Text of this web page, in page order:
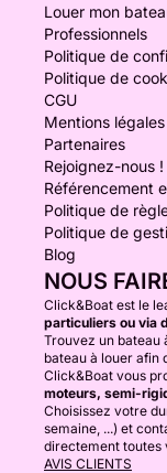
Louer mon
Professionnels
Politique de
Politique de
CGU
Mentions légales
Partenaires
Rejoignez-nous !
Référencement
Politique de
Politique de
Blog
NOUS
Click&Boat est le
particuliers ou via
Trouvez un bateau
bateau à louer afin
Click&Boat vous
moteurs, semi-
Choisissez votre
semaine, ...) et
directement toutes
AVIS CLIENTS